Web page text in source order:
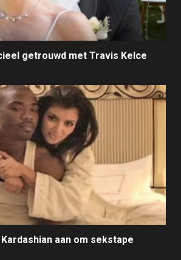
getrouwd met Travis Kelce
aan om sekstape